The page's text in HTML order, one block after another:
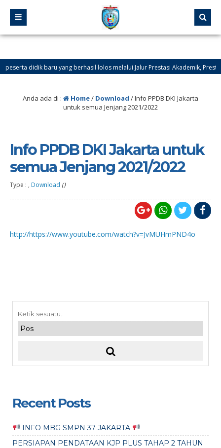
didik baru yang berhasil lolos melalui Jalur Prestasi Akademik,
37 JAKARTA. Ingin tahu info tentang SPMB 2026, Silahkan klik menu
Anda ada di : Home/ Download /Info PPDB DKI Jakarta
untuk semua Jenjang 2021/2022
Info PPDB DKI Jakarta untuk
semua Jenjang 2021/2022
Type : , Download ()
http://https://www.youtube.com/watch?v=JvMUHmPND4o
Recent Posts
INFO MBG SMPN 37 JAKARTA
PERSIAPAN PENDATAAN KJP PLUS TAHAP 2 TAHUN